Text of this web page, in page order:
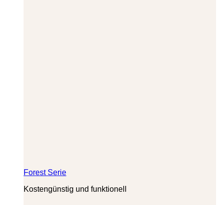
Forest Serie
Kostengünstig und funktionell